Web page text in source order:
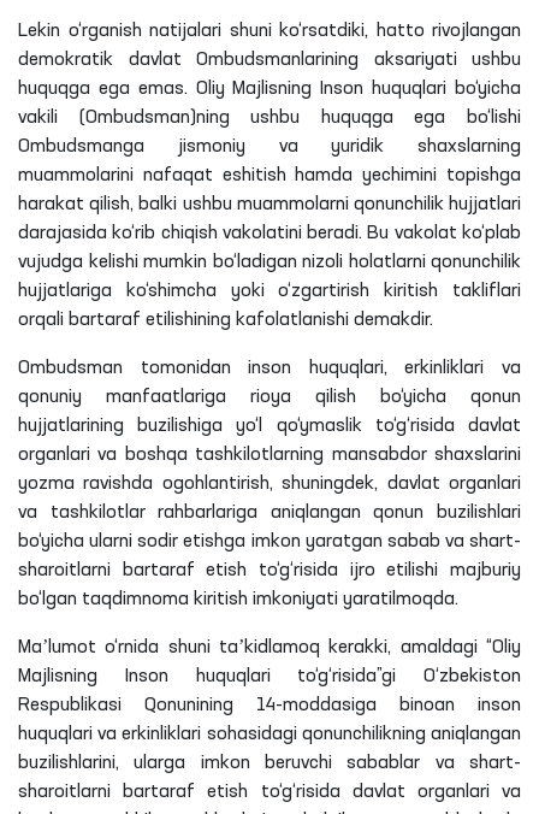
Lekin o‘rganish natijalari shuni ko‘rsatdiki, hatto rivojlangan
demokratik davlat Ombudsmanlarining aksariyati ushbu
huquqga ega emas. Oliy Majlisning Inson huquqlari bo‘yicha
vakili (Ombudsman)ning ushbu huquqga ega bo‘lishi
Ombudsmanga jismoniy va yuridik shaxslarning
muammolarini nafaqat eshitish hamda yechimini topishga
harakat qilish, balki ushbu muammolarni qonunchilik hujjatlari
darajasida ko‘rib chiqish vakolatini beradi. Bu vakolat ko‘plab
vujudga kelishi mumkin bo‘ladigan nizoli holatlarni qonunchilik
hujjatlariga ko‘shimcha yoki o‘zgartirish kiritish takliflari
orqali bartaraf etilishining kafolatlanishi demakdir.
Ombudsman tomonidan inson huquqlari, erkinliklari va
qonuniy manfaatlariga rioya qilish bo‘yicha qonun
hujjatlarining buzilishiga yo‘l qo‘ymaslik to‘g‘risida davlat
organlari va boshqa tashkilotlarning mansabdor shaxslarini
yozma ravishda ogohlantirish, shuningdek, davlat organlari
va tashkilotlar rahbarlariga aniqlangan qonun buzilishlari
bo‘yicha ularni sodir etishga imkon yaratgan sabab va shart-
sharoitlarni bartaraf etish to‘g‘risida ijro etilishi majburiy
bo‘lgan taqdimnoma kiritish imkoniyati yaratilmoqda.
Maʼlumot o‘rnida shuni taʼkidlamoq kerakki, amaldagi “Oliy
Majlisning Inson huquqlari to‘g‘risida”gi O‘zbekiston
Respublikasi Qonunining 14-moddasiga binoan inson
huquqlari va erkinliklari sohasidagi qonunchilikning aniqlangan
buzilishlarini, ularga imkon beruvchi sabablar va shart-
sharoitlarni bartaraf etish to‘g‘risida davlat organlari va